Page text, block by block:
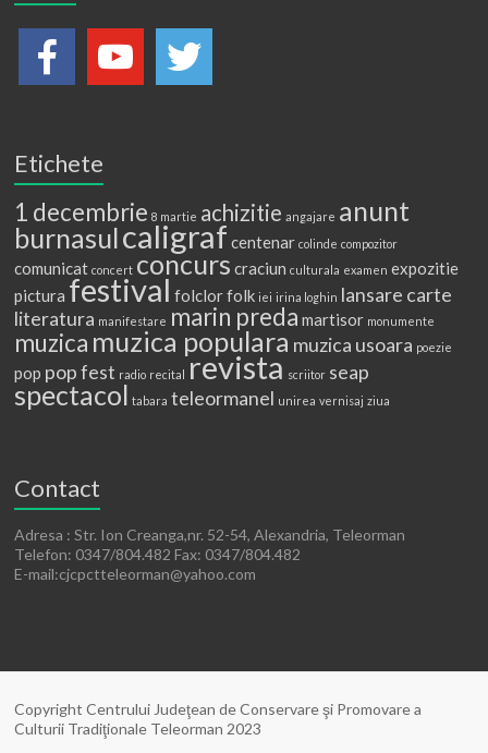
Etichete
1 decembrie 8 martie achizitie angajare anunt
burnasulcaligraf centenar colinde compozitor
comunicat concert concurs craciun culturala examen expozitie
pictura festival folclorfolk iei irina loghin lansare carte
literatura manifestare marin preda martisor monumente
muzica muzica populara muzica usoara poezie
pop pop fest radio recital revista scriitor seap
spectacol tabara teleormanel unirea vernisaj ziua
Contact
Adresa : Str. Ion Creanga,nr. 52-54, Alexandria, Teleorman
Telefon: 0347/804.482 Fax: 0347/804.482
E-mail:cjcpctteleorman@yahoo.com
Copyright Centrului Judeţean de Conservare şi Promovare a
Culturii Tradiţionale Teleorman 2023